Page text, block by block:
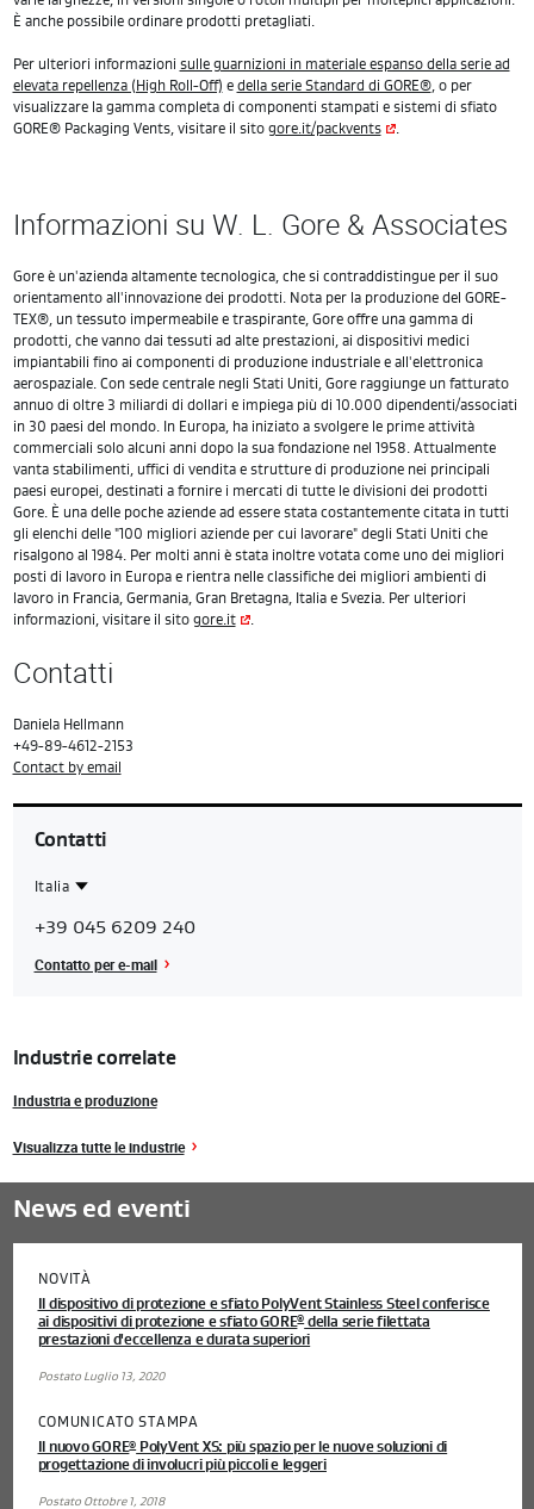
È anche possibile ordinare prodotti pretagliati.
Per ulteriori informazioni sulle guarnizioni in materiale espanso della serie ad
elevata repellenza (High Roll-Off) e della serie Standard di GORE®, o per
visualizzare la gamma completa di componenti stampati e sistemi di sfiato
GORE® Packaging Vents, visitare il sito gore.it/packvents .
Informazioni su W. L. Gore & Associates
Gore è un'azienda altamente tecnologica, che si contraddistingue per il suo
orientamento all'innovazione dei prodotti. Nota per la produzione del GORE-
TEX®, un tessuto impermeabile e traspirante, Gore offre una gamma di
prodotti, che vanno dai tessuti ad alte prestazioni, ai dispositivi medici
impiantabili fino ai componenti di produzione industriale e all'elettronica
aerospaziale. Con sede centrale negli Stati Uniti, Gore raggiunge un fatturato
annuo di oltre 3 miliardi di dollari e impiega più di 10.000 dipendenti/associati
in 30 paesi del mondo. In Europa, ha iniziato a svolgere le prime attività
commerciali solo alcuni anni dopo la sua fondazione nel 1958. Attualmente
vanta stabilimenti, uffici di vendita e strutture di produzione nei principali
paesi europei, destinati a fornire i mercati di tutte le divisioni dei prodotti
Gore. È una delle poche aziende ad essere stata costantemente citata in tutti
gli elenchi delle "100 migliori aziende per cui lavorare" degli Stati Uniti che
risalgono al 1984. Per molti anni è stata inoltre votata come uno dei migliori
posti di lavoro in Europa e rientra nelle classifiche dei migliori ambienti di
lavoro in Francia, Germania, Gran Bretagna, Italia e Svezia. Per ulteriori
informazioni, visitare il sito gore.it .
Contatti
Daniela Hellmann
+49-89-4612-2153
Contact by email
Contatti
Italia
Italia
+39 045 6209 240
Contatto per e-mail
Industrie correlate
Industria e produzione
Visualizza tutte le industrie
News ed eventi
NOVITÀ
Il dispositivo di protezione e sfiato PolyVent Stainless Steel conferisce
ai dispositivi di protezione e sfiato GORE®della serie filettata
prestazioni d'eccellenza e durata superiori
Postato Luglio 13, 2020
COMUNICATO STAMPA
Il nuovo GORE®PolyVent XS: più spazio per le nuove soluzioni di
progettazione di involucri più piccoli e leggeri
Postato Ottobre 1, 2018